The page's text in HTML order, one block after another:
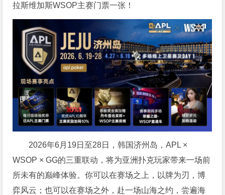
拉斯维加斯WSOP主赛门票一张！
2026年6月19日至28日，韩国济州岛，APL ×
WSOP × GG的三重联动，将为亚洲扑克玩家带来一场前
所未有的巅峰体验。你可以在赛场之上，以牌为刃，博
弈风云；也可以在赛场之外，赴一场山海之约，尝遍海